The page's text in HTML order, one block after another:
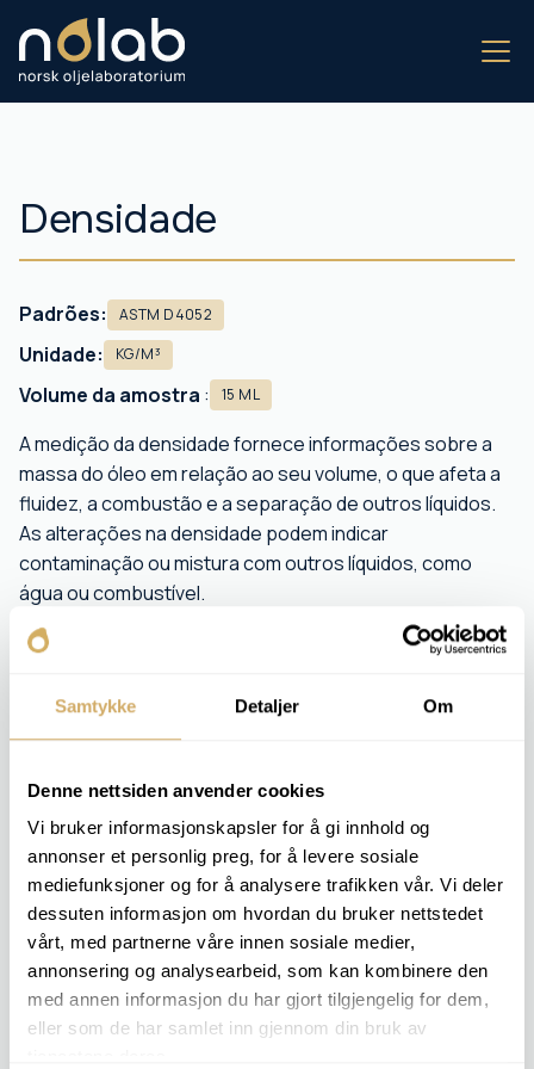
Samtykke Detaljer Om
Denne nettsiden anvender cookies
Vi bruker informasjonskapsler for å gi innhold og
annonser et personlig preg, for å levere sosiale
mediefunksjoner og for å analysere trafikken vår. Vi deler
dessuten informasjon om hvordan du bruker nettstedet
vårt, med partnerne våre innen sosiale medier,
annonsering og analysearbeid, som kan kombinere den
med annen informasjon du har gjort tilgjengelig for dem,
eller som de har samlet inn gjennom din bruk av
Densidade
Padrões: ASTM D4052
Unidade: KG/M³
Volume da amostra : 15 ML
A medição da densidade fornece informações sobre a
massa do óleo em relação ao seu volume, o que afeta a
fluidez, a combustão e a separação de outros líquidos.
As alterações na densidade podem indicar
contaminação ou mistura com outros líquidos, como
água ou combustível.
A análise é realizada medindo a massa de uma
específica.
O resultado pode ser utilizado para identificar fluidos
condição do óleo ao longo do tempo.
PACOTES DE ANÁLISE RELEVANTES
DIESEL 1
DIESEL 2
DIESEL 3
DIESEL 4
BIODIESEL 2